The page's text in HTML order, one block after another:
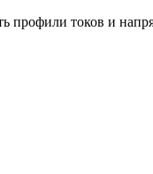
профили токов и